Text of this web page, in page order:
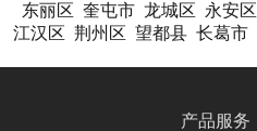
东丽区 奎屯市 龙城区 永安区
江汉区 荆州区 望都县 长葛市
产品服务